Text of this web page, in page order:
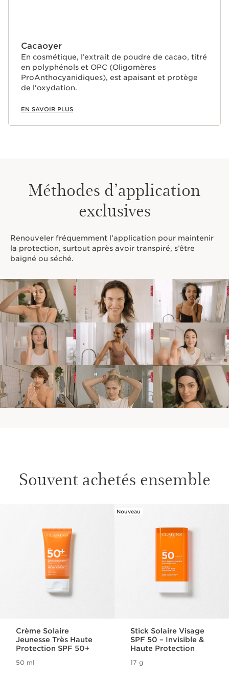
Cacaoyer
En cosmétique, l’extrait de poudre de cacao, titré
en polyphénols et OPC (Oligomères
ProAnthocyanidiques), est apaisant et protège
de l'oxydation.
EN SAVOIR PLUS
Méthodes d’application
exclusives
Renouveler fréquemment l’application pour maintenir
la protection, surtout après avoir transpiré, s’être
baigné ou séché.
Souvent achetés ensemble
Crème Solaire
Jeunesse Très Haute
Protection SPF 50+
50 ml
Nouveau
Stick Solaire Visage
SPF 50 – Invisible &
Haute Protection
17 g